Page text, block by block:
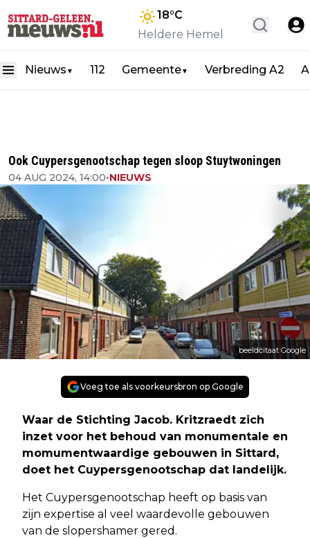
18°C
Heldere Hemel
Nieuws ▼ 112 Gemeente▼ Verbreding A2
Ook Cuypersgenootschap tegen sloop Stuytwoningen
04 AUG 2024, 14:00•NIEUWS
beeldcitaat Google
Voeg toe als voorkeursbron op Google
Waar de Stichting Jacob. Kritzraedt zich
inzet voor het behoud van monumentale en
momumentwaardige gebouwen in Sittard,
doet het Cuypersgenootschap dat landelijk.
Het Cuypersgenootschap heeft op basis van
zijn expertise al veel waardevolle gebouwen
van de slopershamer gered.